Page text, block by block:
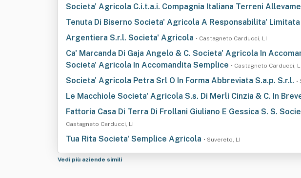
Societa' Agricola C.i.t.a.i. Compagnia Italiana Terreni
Tenuta Di Biserno Societa' Agricola A Responsabilita' Limitata
Argentiera S.r.l. Societa' Agricola • Castagneto Carducci, LI
Ca' Marcanda Di Gaja Angelo & C. Societa' Agricola In
Societa' Agricola In Accomandita Semplice • Castagneto Carducci, LI
Societa' Agricola Petra Srl O In Forma Abbreviata S.a.p. S.r.l. •
Le Macchiole Societa' Agricola S.s. Di Merli Cinzia & C. In
Fattoria Casa Di Terra Di Frollani Giuliano E Gessica S. S.
Castagneto Carducci, LI
Tua Rita Societa' Semplice Agricola • Suvereto, LI
Vedi più aziende simili